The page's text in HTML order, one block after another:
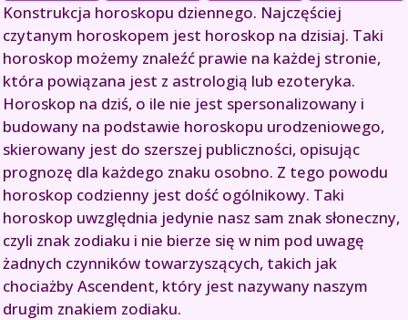
Konstrukcja horoskopu dziennego. Najczęściej
czytanym horoskopem jest horoskop na dzisiaj. Taki
horoskop możemy znaleźć prawie na każdej stronie,
która powiązana jest z astrologią lub ezoteryka.
Horoskop na dziś, o ile nie jest spersonalizowany i
budowany na podstawie horoskopu urodzeniowego,
skierowany jest do szerszej publiczności, opisując
prognozę dla każdego znaku osobno. Z tego powodu
horoskop codzienny jest dość ogólnikowy. Taki
horoskop uwzględnia jedynie nasz sam znak słoneczny,
czyli znak zodiaku i nie bierze się w nim pod uwagę
żadnych czynników towarzyszących, takich jak
chociażby Ascendent, który jest nazywany naszym
drugim znakiem zodiaku.